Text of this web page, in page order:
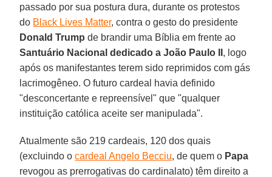
passado por sua postura dura, durante os protestos
do Black Lives Matter, contra o gesto do presidente
Donald Trump de brandir uma Bíblia em frente ao
Santuário Nacional dedicado a João Paulo II , logo
após os manifestantes terem sido reprimidos com gás
lacrimogêneo. O futuro cardeal havia definido
"desconcertante e repreensível" que "qualquer
instituição católica aceite ser manipulada".
Atualmente são 219 cardeais, 120 dos quais
(excluindo ocardeal Angelo Becciu, de quem o Papa
revogou as prerrogativas do cardinalato) têm direito a